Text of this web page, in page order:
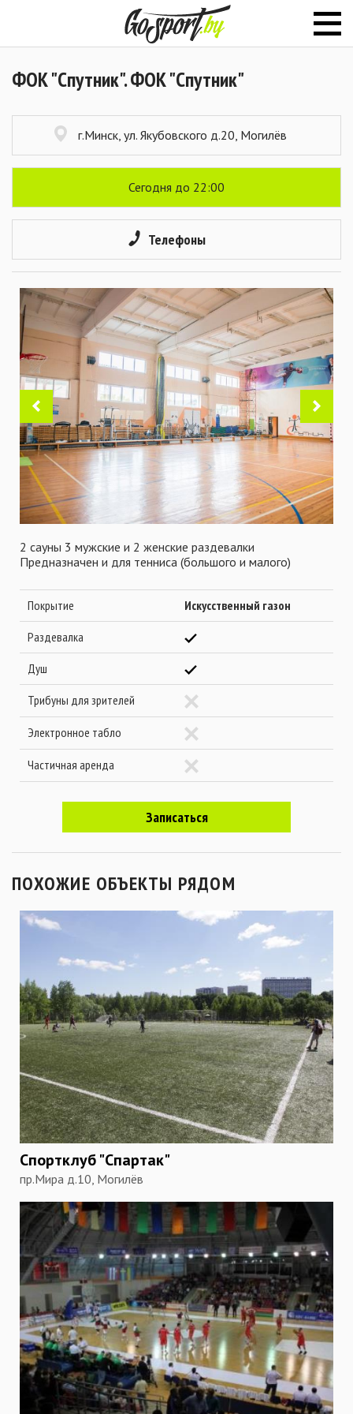
ФОК "Спутник". ФОК "Спутник"
г.Минск, ул. Якубовского д.20, Могилёв
Сегодня до 22:00
Телефоны
2 сауны 3 мужские и 2 женские раздевалки
Предназначен и для тенниса (большого и малого)
Покрытие
Искусственный газон
Раздевалка
Душ
Трибуны для зрителей
Электронное табло
Частичная аренда
Записаться
ПОХОЖИЕ ОБЪЕКТЫ РЯДОМ
Спортклуб "Спартак"
пр.Мира д.10, Могилёв